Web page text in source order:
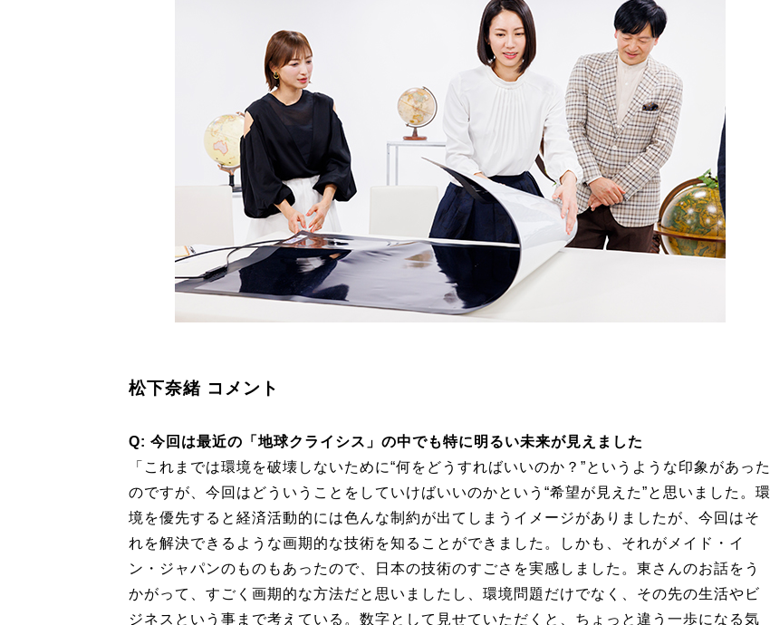
松下奈緒 コメント
Q: 今回は最近の「地球クライシス」の中でも特に明るい未来が見えました
「これまでは環境を破壊しないために“何をどうすればいいのか？”というような印象があった
のですが、今回はどういうことをしていけばいいのかという“希望が見えた”と思いました。環
境を優先すると経済活動的には色んな制約が出てしまうイメージがありましたが、今回はそ
れを解決できるような画期的な技術を知ることができました。しかも、それがメイド・イ
ン・ジャパンのものもあったので、日本の技術のすごさを実感しました。東さんのお話をう
かがって、すごく画期的な方法だと思いましたし、環境問題だけでなく、その先の生活やビ
ジネスという事まで考えている。数字として見せていただくと、ちょっと違う一歩になる気